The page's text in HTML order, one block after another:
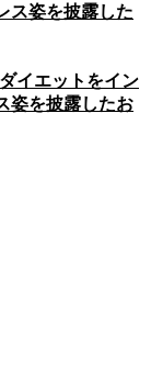
ス姿を披露した
イエットをイン
姿を披露したお